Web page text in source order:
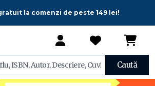
la comenzi de peste 149 lei!
Caută